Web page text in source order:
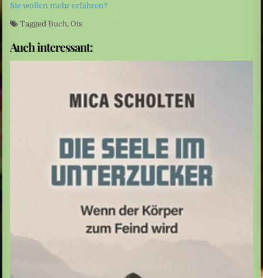
Sie wollen mehr erfahren?
Tagged Buch,Ots
Auch interessant: